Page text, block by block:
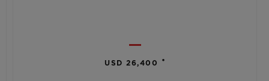
USD 26,400 •